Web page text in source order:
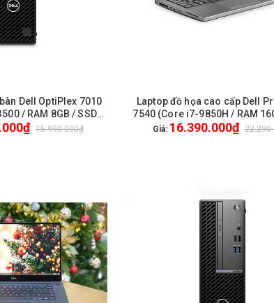
HÀNG
Dell OptiPlex 7010
/ RAM 8GB / SSD
/ New / 1Yr Pro
15.990.000₫
HẾT HÀNG
Laptop đồ họa cao cấp Dell
7540 (Core i7-9850H / RAM
512GB / VGA Nvidia T2000
Giá: 16.390.000₫